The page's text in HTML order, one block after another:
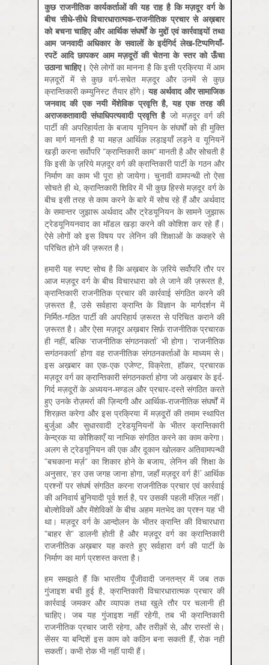
कुछ राजनीतिक कार्यकर्ताओं की यह राह है कि मज़दूर वर्ग के
बीच सीधे-सीधे विचारधारात्मक-राजनीतिक प्रचार से अख़बार
को बचना चाहिए और आर्थिक संघर्षों के मुद्दों एवं कार्रवाइयों तथा
आम जनवादी अधिकार के सवालों के इर्दगिर्द लेख-टिप्पणियाँ-
रपटें आदि छापकर आम मज़दूरों की चेतना के स्तर को ऊँचा
उठाना चाहिए। ऐसे लोगों का मानना है कि इसी प्रक्रिया में आम
मज़दूरों में से कुछ वर्ग-सचेत मज़दूर और उनमें से कुछ
क्रान्तिकारी कम्युनिस्ट तैयार होंगे।यह अर्थवाद और सामाजिक
जनवाद की एक नयी मेंशेविक प्रवृत्ति है, यह एक तरह की
अराजकतावादी संघाधिपत्यवादी प्रवृत्ति है जो मज़दूर वर्ग की
पार्टी की अपरिहार्यता के बजाय यूनियन के संघर्षों को ही मुक्ति
का मार्ग मानती है या महज़ आर्थिक लड़ाइयाँ लड़ने व यूनियनें
खड़ी करना सर्वोपरि ”क्रान्तिकारी काम” मानती है और सोचती है
कि इसी के ज़रिये मज़दूर वर्ग की क्रान्तिकारी पार्टी के गठन और
निर्माण का काम भी पूरा हो जायेगा। चुनावी वामपन्थी तो ऐसा
सोचते ही थे, क्रान्तिकारी शिविर में भी कुछ हिस्से मज़दूर वर्ग के
बीच इसी तरह से काम करने के बारे में सोच रहे हैं और अर्थवाद
के समान्तर जुझारू अर्थवाद और ट्रेडयूनियन के सामने जुझारू
ट्रेडयूनियनवाद का मॉडल खड़ा करने की कोशिश कर रहे हैं।
ऐसे लोगों को इस विषय पर लेनिन की शिक्षाओं के ककहरे से
परिचित होने की ज़रूरत है।
हमारी यह स्पष्ट सोच है कि अख़बार के ज़रिये सर्वोपरि तौर पर
आज मज़दूर वर्ग के बीच विचारधारा को ले जाने की ज़रूरत है,
क्रान्तिकारी राजनीतिक प्रचार की कार्रवाई संगठित करने की
ज़रूरत है, उसे सर्वहारा क्रान्ति के विज्ञान के मार्गदर्शन में
निर्मित-गठित पार्टी की अपरिहार्य ज़रूरत से परिचित कराने की
ज़रूरत है। और ऐसा मज़दूर अख़बार सिर्फ़ राजनीतिक प्रचारक
ही नहीं, बल्कि ‘राजनीतिक संगठनकर्ता’ भी होगा। ‘राजनीतिक
सगंठनकर्ता’ होगा वह राजनीतिक संगठनकर्ताओं के माध्‍यम से।
इस अख़बार का एक-एक एजेण्ट, विक्रेता, हॉकर, प्रचारक
मज़दूर वर्ग का क्रान्तिकारी संगठनकर्ता होगा जो अख़बार के इर्द-
गिर्द मज़दूरों के अध्‍ययन-मण्डल और प्रचार-दस्ते संगठित करते
हुए उनके रोज़मर्रा की ज़िन्दगी और आर्थिक-राजनीतिक संघर्षों में
शिरक़त करेगा और इस प्रक्रिया में मज़दूरों की तमाम स्थापित
बुर्जुआ और सुधारवादी ट्रेडयूनियनों के भीतर क्रान्तिकारी
केन्द्रक या कोशिकाएँ या नाभिक संगठित करने का काम करेगा।
अलग से ट्रेडयूनियन की एक और दूकान खोलकर अतिवामपन्थी
”बचकाना मर्ज़” का शिकार होने के बजाय, लेनिन की शिक्षा के
अनुसार, ‘हर उस जगह जाना होगा, जहाँ मज़दूर वर्ग है!’ आर्थिक
प्रश्नों पर संघर्ष संगठित करना राजनीतिक प्रचार एवं कार्रवाई
की अनिवार्य बुनियादी पूर्व शर्त है, पर उसकी पहली मंज़िल नहीं।
बोल्शेविकों और मेंशेविकों के बीच अहम मतभेद का प्रश्न यह भी
था। मज़दूर वर्ग के आन्दोलन के भीतर क्रान्ति की विचारधारा
”बाहर से” डालनी होती है और मज़दूर वर्ग का क्रान्तिकारी
राजनीतिक अख़बार यह करते हुए सर्वहारा वर्ग की पार्टी के
निर्माण का मार्ग प्रशस्त करता है।
हम समझते हैं कि भारतीय पूँजीवादी जनतन्त्र में जब तक
गुंजाइश बची हुई है, क्रान्तिकारी विचारधारात्मक प्रचार की
कार्रवाई जमकर और व्यापक तथा खुले तौर पर चलानी ही
चाहिए। जब यह गुंजाइश नहीं रहेगी, तब भी क्रान्तिकारी
राजनीतिक प्रचार जारी रहेगा, और तरीक़ों से, और रास्तों से।
सेंसर या बन्दिशें इस काम को कठिन बना सकती हैं, रोक नहीं
सकतीं। कभी रोक भी नहीं पायी हैं।